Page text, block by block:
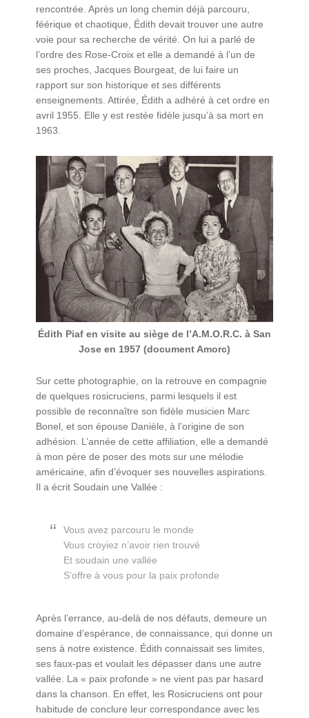
rencontrée. Après un long chemin déjà parcouru,
féérique et chaotique, Édith devait trouver une autre
voie pour sa recherche de vérité. On lui a parlé de
l’ordre des Rose-Croix et elle a demandé à l’un de
ses proches, Jacques Bourgeat, de lui faire un
rapport sur son historique et ses différents
enseignements. Attirée, Édith a adhéré à cet ordre en
avril 1955. Elle y est restée fidèle jusqu’à sa mort en
1963.
Édith Piaf en visite au siège de l’A.M.O.R.C. à San
Jose en 1957 (document Amorc)
Sur cette photographie, on la retrouve en compagnie
de quelques rosicruciens, parmi lesquels il est
possible de reconnaître son fidèle musicien Marc
Bonel, et son épouse Danièle, à l’origine de son
adhésion. L’année de cette affiliation, elle a demandé
à mon père de poser des mots sur une mélodie
américaine, afin d’évoquer ses nouvelles aspirations.
Il a écrit Soudain une Vallée :
Vous avez parcouru le monde
Vous croyiez n’avoir rien trouvé
Et soudain une vallée
S’offre à vous pour la paix profonde
Après l’errance, au-delà de nos défauts, demeure un
domaine d’espérance, de connaissance, qui donne un
sens à notre existence. Édith connaissait ses limites,
ses faux-pas et voulait les dépasser dans une autre
vallée. La « paix profonde » ne vient pas par hasard
dans la chanson. En effet, les Rosicruciens ont pour
habitude de conclure leur correspondance avec les